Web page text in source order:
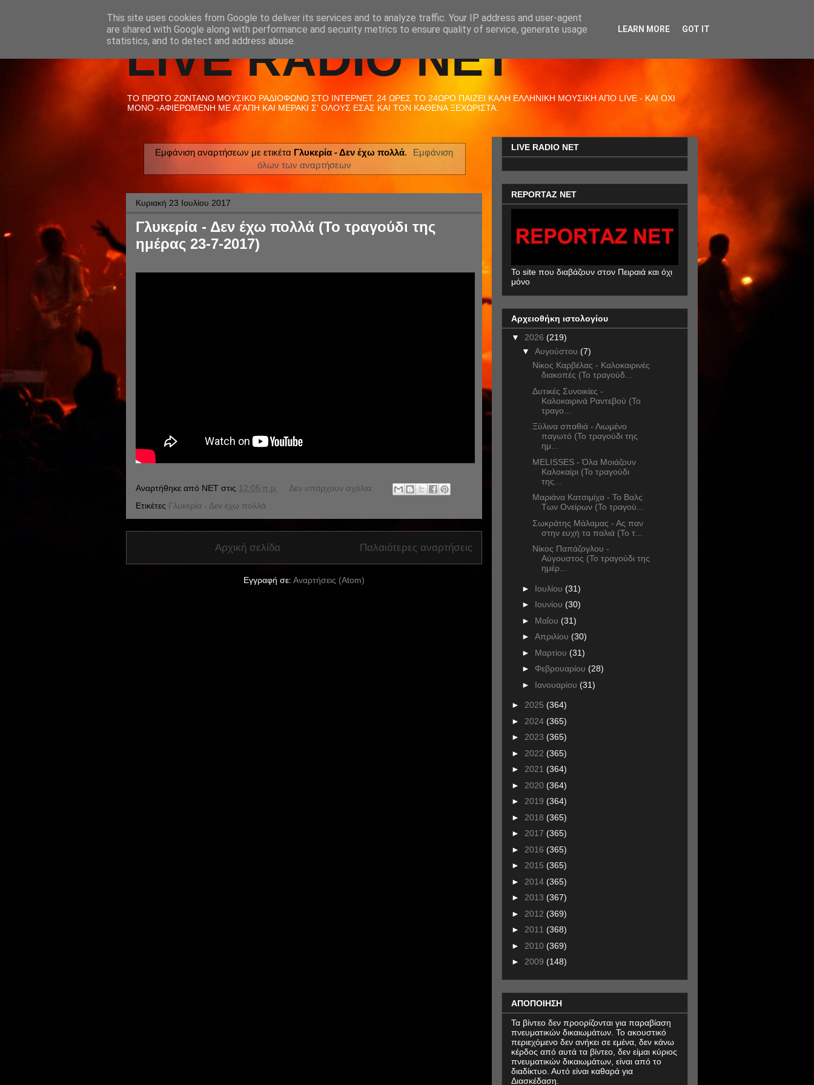
LIVE RADIO NET
ΤΟ ΠΡΩΤΟ ΖΩΝΤΑΝΟ ΜΟΥΣΙΚΟ ΡΑΔΙΟΦΩΝΟ ΣΤΟ ΙΝΤΕΡΝΕΤ. 24 ΩΡΕΣ ΤΟ 24ΩΡΟ ΠΑΙΖΕΙ ΚΑΛΗ ΕΛΛΗΝΙΚΗ ΜΟΥΣΙΚΗ ΑΠΟ LIVE - ΚΑΙ ΟΧΙ
ΜΟΝΟ -ΑΦΙΕΡΩΜΕΝΗ ΜΕ ΑΓΑΠΗ ΚΑΙ ΜΕΡΑΚΙ Σ' ΟΛΟΥΣ ΕΣΑΣ ΚΑΙ ΤΟΝ ΚΑΘΕΝΑ ΞΕΧΩΡΙΣΤΑ.
Εμφάνιση αναρτήσεων με ετικέτα Γλυκερία - Δεν έχω πολλά.
Εμφάνιση
όλων των αναρτήσεων
Κυριακή 23 Ιουλίου 2017
Γλυκερία - Δεν έχω πολλά (Το τραγούδι της
ημέρας 23-7-2017)
Αναρτήθηκε από NET στις 12:05 π.μ.
Δεν υπάρχουν σχόλια:
Ετικέτες Γλυκερία - Δεν έχω πολλά
Παλαιότερες αναρτήσεις
Αρχική σελίδα
Εγγραφή σε: Αναρτήσεις (Atom)
LIVE RADIO NET
REPORTAZ NET
To site που διαβάζουν στον Πειραιά και όχι
μόνο
Αρχειοθήκη ιστολογίου
▼ 2026 (219)
▼ Αυγούστου (7)
Νίκος Καρβέλας - Καλοκαιρινές
διακοπές (Το τραγούδ...
Δυτικές Συνοικίες -
Καλοκαιρινά Ραντεβού (Το
τραγο...
Ξύλινα σπαθιά - Λιωμένο
παγωτό (Το τραγούδι της
ημ...
MELISSES - Όλα Μοιάζουν
Καλοκαίρι (Το τραγούδι
της...
Μαριάνα Κατσιμίχα - Το Βαλς
Των Ονείρων (Το τραγού...
Σωκράτης Μάλαμας - Ας παν
στην ευχή τα παλιά (Το τ...
Νίκος Παπάζογλου -
Αύγουστος (Το τραγούδι της
ημέρ...
► Ιουλίου (31)
► Ιουνίου (30)
► Μαΐου (31)
► Απριλίου (30)
► Μαρτίου (31)
► Φεβρουαρίου (28)
► Ιανουαρίου (31)
► 2025 (364)
► 2024 (365)
► 2023 (365)
► 2022 (365)
► 2021 (364)
► 2020 (364)
► 2019 (364)
► 2018 (365)
► 2017 (365)
► 2016 (365)
► 2015 (365)
► 2014 (365)
► 2013 (367)
► 2012 (369)
► 2011 (368)
► 2010 (369)
► 2009 (148)
ΑΠΟΠΟΙΗΣΗ
Τα βίντεο δεν προορίζονται για παραβίαση
πνευματικών δικαιωμάτων. Το ακουστικό
περιεχόμενο δεν ανήκει σε εμένα, δεν κάνω
κέρδος από αυτά τα βίντεο, δεν είμαι κύριος
πνευματικών δικαιωμάτων, είναι από το
διαδίκτυο. Αυτό είναι καθαρά για
Διασκέδαση.
This site uses cookies from Google to deliver its services and to analyze traffic. Your IP address and user-agent
are shared with Google along with performance and security metrics to ensure quality of service, generate usage
statistics, and to detect and address abuse.
LEARN MORE GOT IT